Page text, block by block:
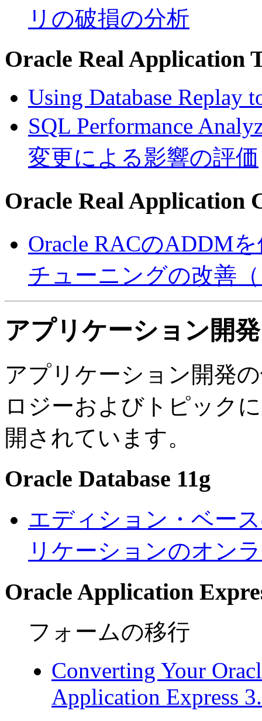
リの破損の分析
Oracle Real Application
Using Database Replay
SQL Performance
変更による影響の評価
Oracle Real Application
Oracle RACのADDM
チューニングの改善
アプリケーション開発
アプリケーション開発
ロジーおよびトピック
開されています。
Oracle Database 11g
エディション・ベー
リケーションのオン
Oracle Application
フォームの移行
Converting Your
Application Express